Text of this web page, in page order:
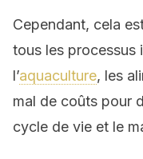
Cependant, cela
tous les processus
l’aquaculture, les
mal de coûts pour
cycle de vie et le